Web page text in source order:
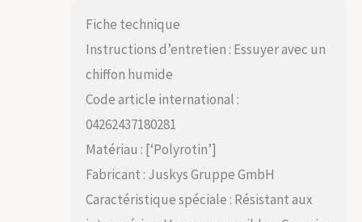
Fiche technique
Instructions d’entretien : Essuyer avec un
chiffon humide
Code article international :
04262437180281
Matériau : [‘Polyrotin’]
Fabricant : Juskys Gruppe GmbH
Caractéristique spéciale : Résistant aux